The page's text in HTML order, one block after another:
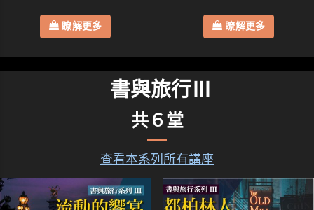
瞭解更多 瞭解更多
書與旅行Ⅲ
共６堂
查看本系列所有講座